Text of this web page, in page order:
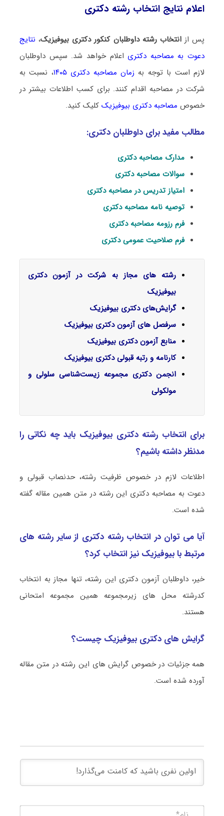
اعلام نتایج انتخاب رشته دکتری
پس ازانتخاب رشته داوطلبان کنکور دکتری بیوفیزیک، نتایج
دعوت به مصاحبه دکتری اعلام خواهد شد. سپس داوطلبان
لازم است با توجه به زمان مصاحبه دکتری ۱۴۰۵
، نسبت به
شرکت در مصاحبه اقدام کنند. برای کسب اطلاعات بیشتر در
خصوص مصاحبه دکتری بیوفیزیککلیک کنید.
مطالب مفید برای داوطلبان دکتری:
مدارک مصاحبه دکتری
سوالات مصاحبه دکتری
امتیاز تدریس در مصاحبه دکتری
توصیه نامه مصاحبه دکتری
فرم رزومه مصاحبه دکتری
فرم صلاحیت عمومی دکتری
رشته های مجاز به شرکت در آزمون دکتری
بیوفیزیک
گرایش‌های دکتری بیوفیزیک
سرفصل‌ های آزمون دکتری بیوفیزیک
منابع آزمون دکتری بیوفیزیک
کارنامه و رتبه قبولی دکتری بیوفیزیک
انجمن دکتری مجموعه زیست‌شناسی سلولی و
مولکولی
برای انتخاب رشته دکتری بیوفیزیک باید چه نکاتی را
مدنظر داشته باشیم؟
اطلاعات لازم در خصوص ظرفیت رشته، حدنصاب قبولی و
دعوت به مصاحبه دکتری این رشته در متن همین مقاله گفته
شده است.
آیا می توان در انتخاب رشته دکتری از سایر رشته های
مرتبط با بیوفیزیک نیز انتخاب کرد؟
خیر، داوطلبان آزمون دکتری این رشته، تنها مجاز به انتخاب
کدرشته محل های زیرمجموعه همین مجموعه امتحانی
هستند.
گرایش های دکتری بیوفیزیک چیست؟
همه جزئیات در خصوص گرایش های این رشته در متن مقاله
آورده شده است.